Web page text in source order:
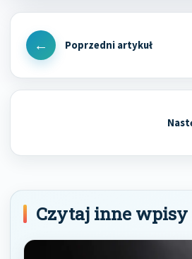
Nawigacja
wpisu
Previous
Czytaj inne wpisy